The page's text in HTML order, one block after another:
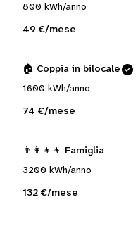
800 kWh/anno
49 €/mese
🏠 Coppia in bilocale
1600 kWh/anno
74 €/mese
👨‍👩‍👧‍👦 Famiglia
3200 kWh/anno
132 €/mese